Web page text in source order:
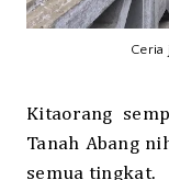
Ceria
Kitaorang
Tanah Abang
semua tingkat.